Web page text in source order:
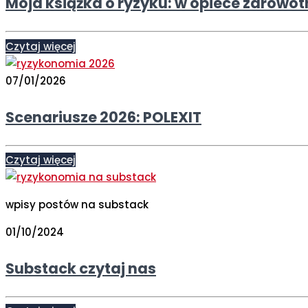
Czytaj więcej
07/01/2026
Scenariusze 2026: POLEXIT
Czytaj więcej
wpisy postów na substack
01/10/2024
Substack czytaj nas